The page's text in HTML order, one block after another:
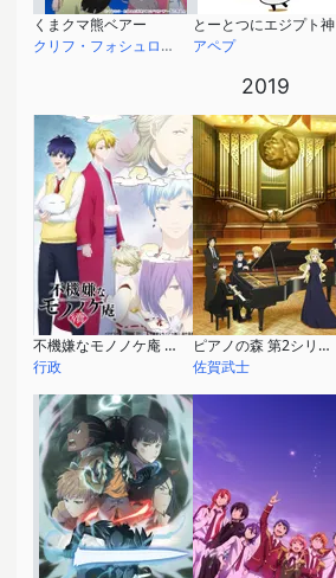
くまクマ熊ベアー
クリフ・フォシュローゼ
とーとつにエジプト神
アペプ
2019
不機嫌なモノノケ庵 續
行政
ピアノの森 第2シリーズ
佐賀武士